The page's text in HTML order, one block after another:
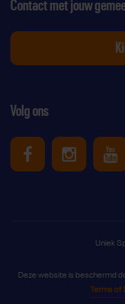
Volg ons
UniekUniek
Contact met jouw
Uniek
Deze website is beschermd
Terms of